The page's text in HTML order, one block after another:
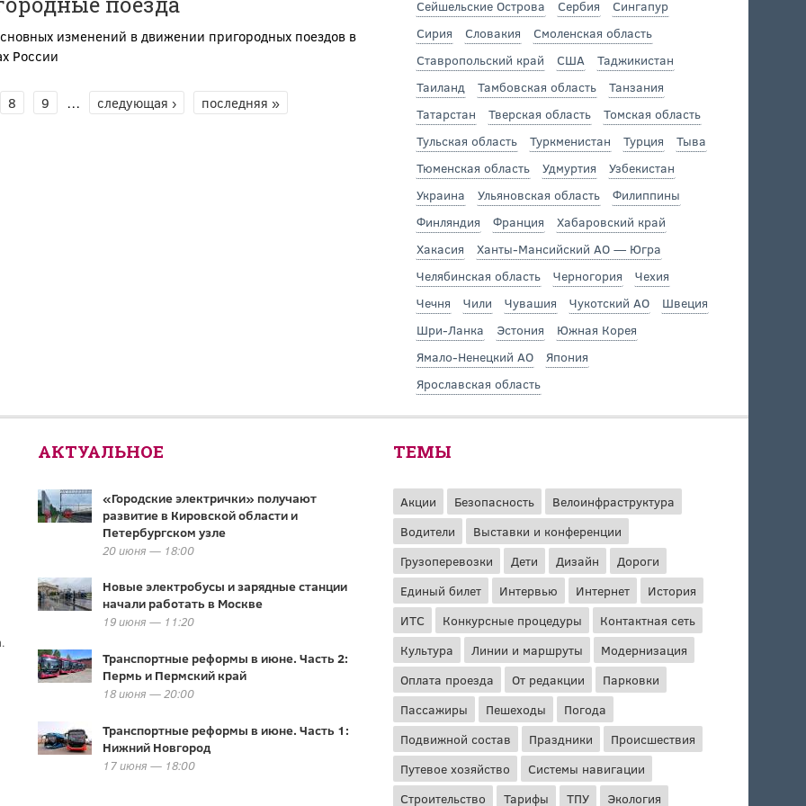
изменений в движении пригородных поездов в
России
8 9 … следующая › последняя »
Сейшельские Острова
Сербия
Сингапур
Сирия
Словакия
Смоленская область
Ставропольский край
США
Таджикистан
Таиланд
Тамбовская область
Танзания
Татарстан
Тверская область
Томская область
Тульская область
Туркменистан Турция
Тыва
Тюменская область
Удмуртия
Узбекистан
Украина
Ульяновская область
Филиппины
Финляндия
Франция
Хабаровский край
Хакасия
Ханты-Мансийский АО — Югра
Челябинская область
Черногория
Чехия
Чечня
Чили Чувашия Чукотский АО
Швеция
Шри-Ланка
Эстония
Южная Корея
Ямало-Ненецкий АО
Япония
Ярославская область
АКТУАЛЬНОЕ
«Городские электрички» получают
развитие в Кировской области и
Петербургском узле
20 июня — 18:00
Новые электробусы и зарядные станции
начали работать в Москве
19 июня — 11:20
Транспортные реформы в июне. Часть 2:
Пермь и Пермский край
18 июня — 20:00
Транспортные реформы в июне. Часть 1:
Нижний Новгород
17 июня — 18:00
ТЕМЫ
Акции Безопасность
Велоинфраструктура
Водители
Выставки и конференции
Грузоперевозки
Дети Дизайн
Дороги
Единый билет
Интервью Интернет
История
ИТС
Конкурсные процедуры
Контактная сеть
Культура
Линии и маршруты
Модернизация
Оплата проезда
От редакции
Парковки
Пассажиры
Пешеходы
Погода
Подвижной состав
Праздники
Происшествия
Путевое хозяйство
Системы навигации
Строительство
Тарифы ТПУ Экология